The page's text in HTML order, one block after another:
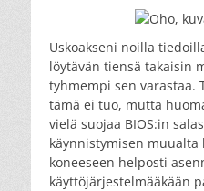
Uskoakseni noilla
löytävän tiensä takaisin
tyhmempi sen varastaa.
tämä ei tuo, mutta
vielä suojaa BIOS:in
käynnistymisen
koneeseen helposti
käyttöjärjestelmääkään